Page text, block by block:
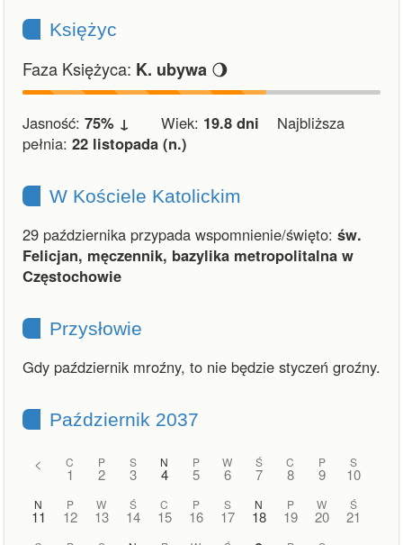
Księżyc
Faza Księżyca: K. ubywa 🌖
Jasność: 75% ↓ Wiek: 19.8 dni Najbliższa
pełnia: 22 listopada (n.)
W Kościele Katolickim
29 października przypada wspomnienie/święto: św.
Felicjan, męczennik, bazylika metropolitalna w
Częstochowie
Przysłowie
Gdy październik mroźny, to nie będzie styczeń groźny.
Październik 2037
< C
1
P
2
S
3
N
4
P
5
W
6
Ś
7
C
8
P
9
S
10
N
11
P
12
W
13
Ś
14
C
15
P
16
S
17
N
18
P
19
W
20
Ś
21